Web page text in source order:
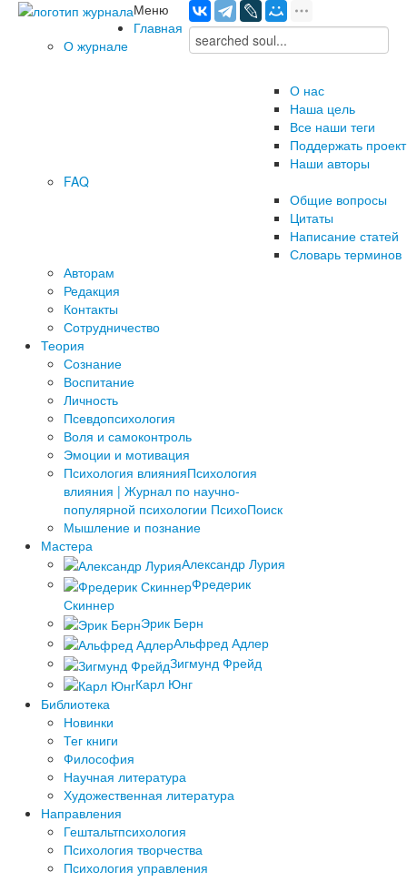
Меню
Главная
О журнале
О нас
Наша цель
Все наши теги
Поддержать проект
Наши авторы
FAQ
Общие вопросы
Цитаты
Написание статей
Словарь терминов
Авторам
Редакция
­Контакты
Сотрудничество
Теория
Сознание
Воспитание
Личность
Псевдопсихология
Воля и самоконтроль
Эмоции и мотивация
Психология влиянияПсихология
влияния | Журнал по научно-
популярной психологии ПсихоПоиск
Мышление и познание
Мастера
Александр Лурия
Фредерик
Скиннер
Эрик Берн
Альфред Адлер
Зигмунд Фрейд
Карл Юнг
Библиотека
Новинки
Тег книги
Философия
Научная литература
Художественная литература
Направления
Гештальтпсихология
Психология творчества
Психология управления